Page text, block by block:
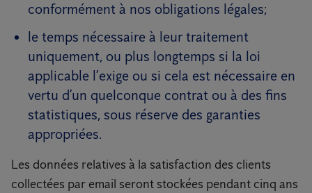
conformément à nos obligations légales;
le temps nécessaire à leur traitement
uniquement, ou plus longtemps si la loi
applicable l’exige ou si cela est nécessaire en
vertu d’un quelconque contrat ou à des fins
statistiques, sous réserve des garanties
appropriées.
Les données relatives à la satisfaction des clients
collectées par email seront stockées pendant cinq ans